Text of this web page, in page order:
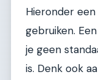
Hieronder
gebruiken.
je geen
is. Denk ook